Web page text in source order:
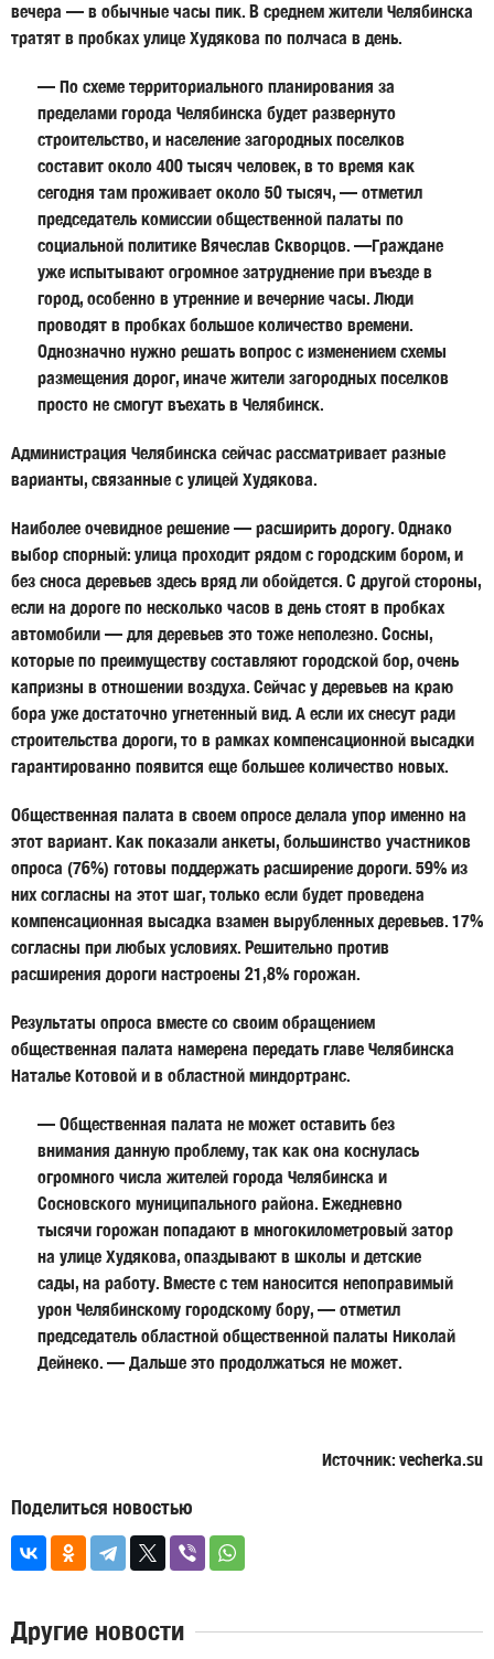
вечера — в обычные часы пик. В среднем жители Челябинска
тратят в пробках улице Худякова по полчаса в день.
— По схеме территориального планирования за
пределами города Челябинска будет развернуто
строительство, и население загородных поселков
составит около 400 тысяч человек, в то время как
сегодня там проживает около 50 тысяч, — отметил
председатель комиссии общественной палаты по
социальной политике Вячеслав Скворцов. —Граждане
уже испытывают огромное затруднение при въезде в
город, особенно в утренние и вечерние часы. Люди
проводят в пробках большое количество времени.
Однозначно нужно решать вопрос с изменением схемы
размещения дорог, иначе жители загородных поселков
просто не смогут въехать в Челябинск.
Администрация Челябинска сейчас рассматривает разные
варианты, связанные с улицей Худякова.
Наиболее очевидное решение — расширить дорогу. Однако
выбор спорный: улица проходит рядом с городским бором, и
без сноса деревьев здесь вряд ли обойдется. С другой стороны,
если на дороге по несколько часов в день стоят в пробках
автомобили — для деревьев это тоже неполезно. Сосны,
которые по преимуществу составляют городской бор, очень
капризны в отношении воздуха. Сейчас у деревьев на краю
бора уже достаточно угнетенный вид. А если их снесут ради
строительства дороги, то в рамках компенсационной высадки
гарантированно появится еще большее количество новых.
Общественная палата в своем опросе делала упор именно на
этот вариант. Как показали анкеты, большинство участников
опроса (76%) готовы поддержать расширение дороги. 59% из
них согласны на этот шаг, только если будет проведена
компенсационная высадка взамен вырубленных деревьев. 17%
согласны при любых условиях. Решительно против
расширения дороги настроены 21,8% горожан.
Результаты опроса вместе со своим обращением
общественная палата намерена передать главе Челябинска
Наталье Котовой и в областной миндортранс.
— Общественная палата не может оставить без
внимания данную проблему, так как она коснулась
огромного числа жителей города Челябинска и
Сосновского муниципального района. Ежедневно
тысячи горожан попадают в многокилометровый затор
на улице Худякова, опаздывают в школы и детские
сады, на работу. Вместе с тем наносится непоправимый
урон Челябинскому городскому бору, — отметил
председатель областной общественной палаты Николай
Дейнеко. — Дальше это продолжаться не может.
Источник: vecherka.su
Поделиться новостью
Другие новости